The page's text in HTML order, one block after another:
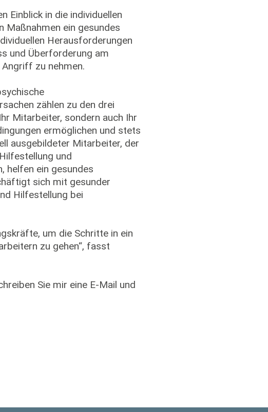
Einblick in die individuellen
Maßnahmen ein gesundes
Herausforderungen
und Überforderung am
zu nehmen.
zählen zu den drei
Mitarbeiter, sondern auch Ihr
ermöglichen und stets
ausgebildeter Mitarbeiter, der
und
helfen ein gesundes
sich mit gesunder
Hilfestellung bei
um die Schritte in ein
zu gehen“, fasst
Sie mir eine E-Mail und